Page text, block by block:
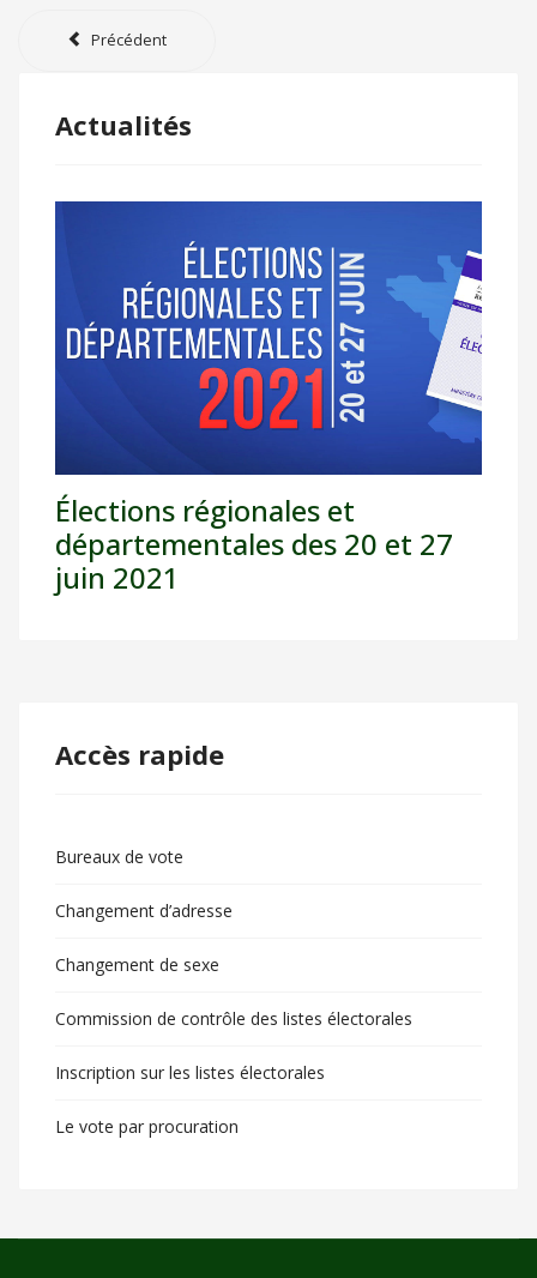
Précédent
Actualités
Élections régionales et
départementales des 20 et 27
juin 2021
Accès rapide
Bureaux de vote
Changement d’adresse
Changement de sexe
Commission de contrôle des listes électorales
Inscription sur les listes électorales
Le vote par procuration